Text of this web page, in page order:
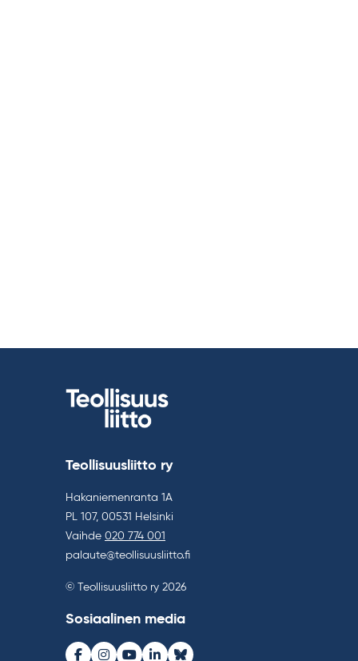
Teollisuusliitto ry
Hakaniemenranta 1A
PL 107, 00531 Helsinki
Vaihde 020 774 001
palaute@teollisuusliitto.fi
© Teollisuusliitto ry 2026
Sosiaalinen media